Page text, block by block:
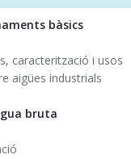
bàsics
caracterització i usos
aigües industrials
bruta